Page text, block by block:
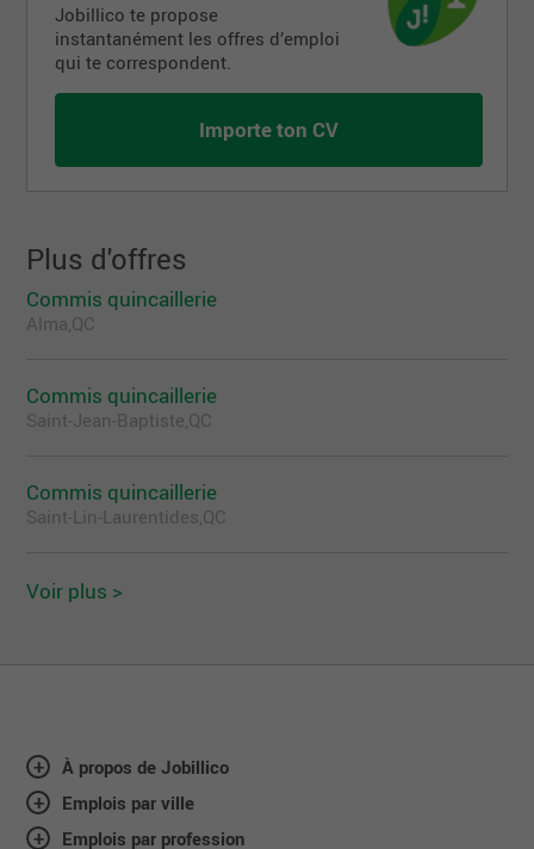
Jobillico te propose
instantanément les offres d’emploi
qui te correspondent.
Importe ton CV
Plus d'offres
Commis quincaillerie
Alma,QC
Commis quincaillerie
Saint-Jean-Baptiste,QC
Commis quincaillerie
Saint-Lin-Laurentides,QC
Voir plus >
À propos de Jobillico
Emplois par ville
Emplois par profession